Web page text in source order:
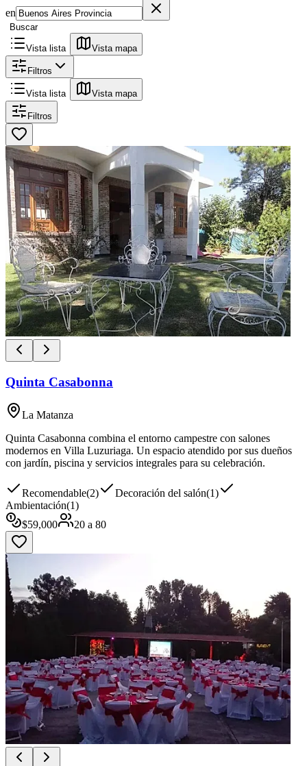
en
Buscar
Vista lista Vista mapa
Filtros
Vista lista Vista mapa
Filtros
Quinta Casabonna
La Matanza
Quinta Casabonna combina el entorno campestre con salones
modernos en Villa Luzuriaga. Un espacio atendido por sus dueños
con jardín, piscina y servicios integrales para su celebración.
Recomendable(2) Decoración del salón(1)
Ambientación(1)
$59,000 20 a 80